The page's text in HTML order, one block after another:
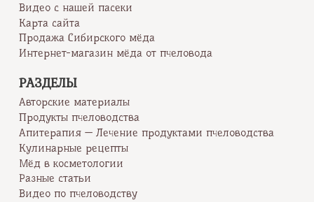
Видео с нашей пасеки
Карта сайта
Продажа Сибирского мёда
Интернет-магазин мёда от пчеловода
РАЗДЕЛЫ
Авторские материалы
Продукты пчеловодства
Апитерапия — Лечение продуктами пчеловодства
Кулинарные рецепты
Мёд в косметологии
Разные статьи
Видео по пчеловодству